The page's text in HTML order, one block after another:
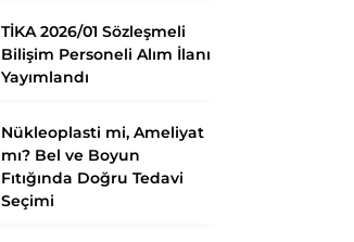
TİKA 2026/01 Sözleşmeli
Bilişim Personeli Alım İlanı
Yayımlandı
Nükleoplasti mi, Ameliyat
mı? Bel ve Boyun
Fıtığında Doğru Tedavi
Seçimi